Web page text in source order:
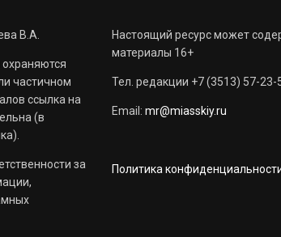
В.А.
частичном
ссылка на
(в
за
Настоящий ресурс может
материалы 16+
Тел. редакции +7 (3513) 57-23-
Email: mr@miasskiy.ru
Политика